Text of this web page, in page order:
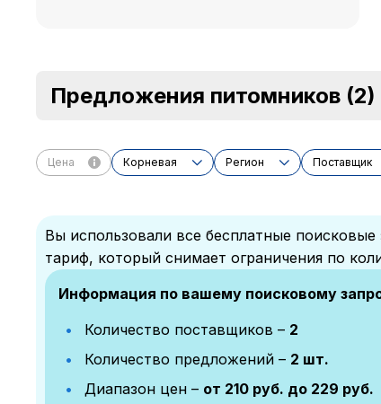
Предложения питомников (2)
Цена Корневая Регион Поставщик
Вы использовали все бесплатные
тариф, который снимает ограничения по
Информация по вашему поисковому
Количество поставщиков – 2
Количество предложений – 2 шт.
Диапазон цен – от 210 руб. до 229 руб.